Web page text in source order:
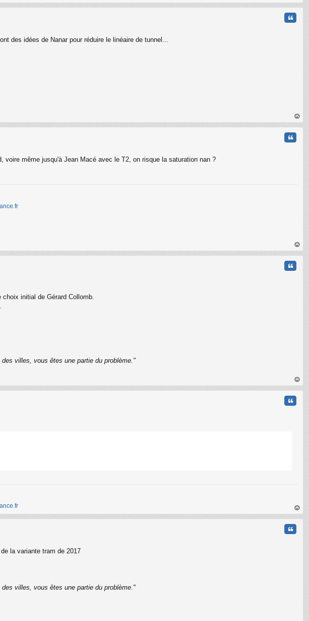
au
des idées de Nanar pour réduire le linéaire de tunnel...
au
même jusqu'à Jean Macé avec le T2, on risque la saturation nan ?
au
initial de Gérard Collomb.
villes, vous êtes une partie du problème."
au
au
la variante tram de 2017
villes, vous êtes une partie du problème."